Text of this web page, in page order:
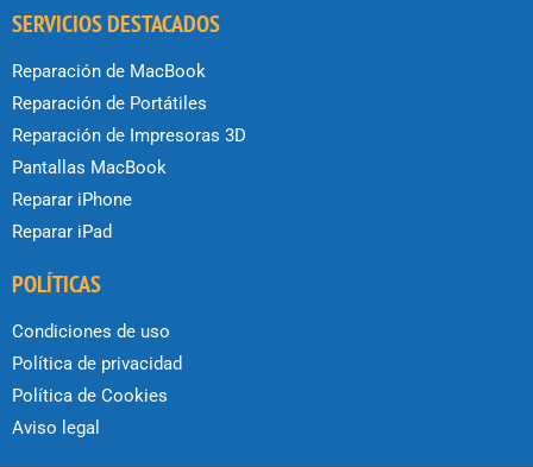
SERVICIOS DESTACADOS
Reparación de MacBook
Reparación de Portátiles
Reparación de Impresoras 3D
Pantallas MacBook
Reparar iPhone
Reparar iPad
POLÍTICAS
Condiciones de uso
Política de privacidad
Política de Cookies
Aviso legal